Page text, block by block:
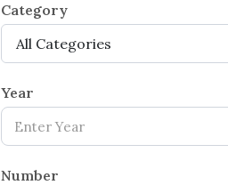
Category
All Categories
Year
Number